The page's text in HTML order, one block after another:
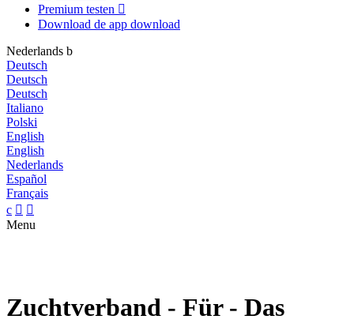
Premium testen 
Download de app download
Nederlands b
Deutsch
Deutsch
Deutsch
Italiano
Polski
English
English
Nederlands
Español
Français
c  
Menu
Zuchtverband - Für - Das